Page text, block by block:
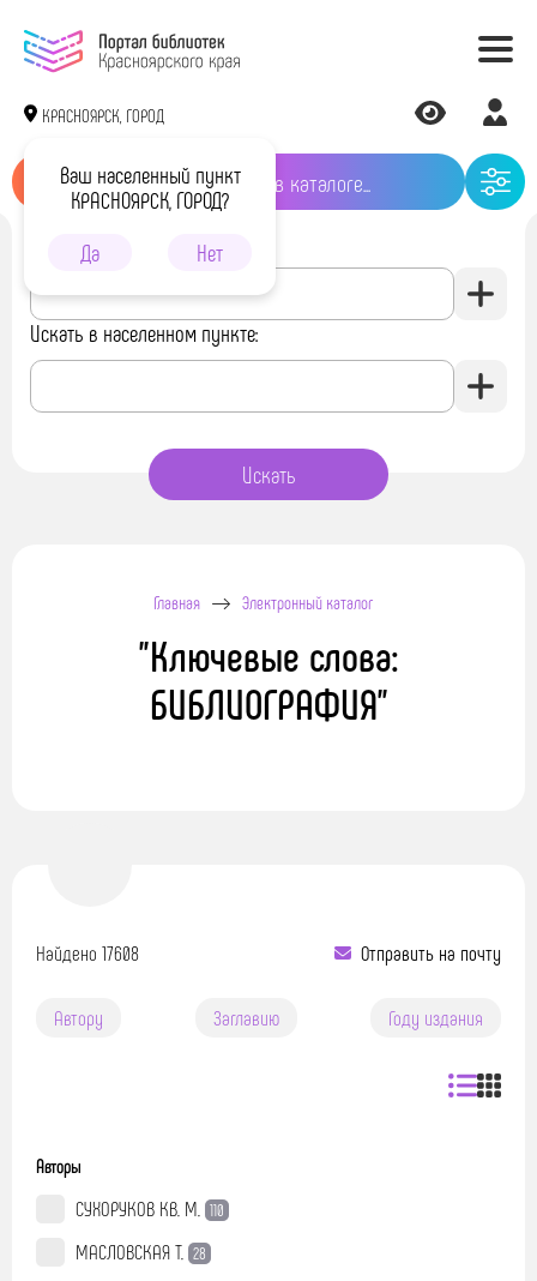
КРАСНОЯРСК, ГОРОД
Ваш населенный пункт
КРАСНОЯРСК, ГОРОД?
Да
Нет
Искать в библиотеке:
Искать в населенном пункте:
Главная Электронный каталог
"Ключевые слова:
БИБЛИОГРАФИЯ"
Найдено 17608 Отправить на почту
Автору Заглавию Году издания
Авторы
СУХОРУКОВ КВ. М. 110
МАСЛОВСКАЯ Т. 28